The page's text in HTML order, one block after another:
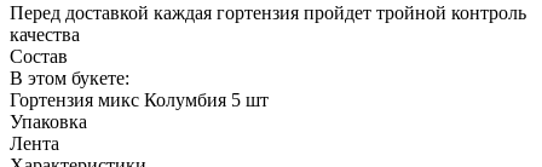
Перед доставкой каждая гортензия пройдет тройной контроль
качества
Состав
В этом букете:
Гортензия микс Колумбия 5 шт
Упаковка
Лента